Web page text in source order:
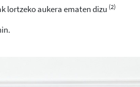
lortzeko aukera ematen dizu (2)